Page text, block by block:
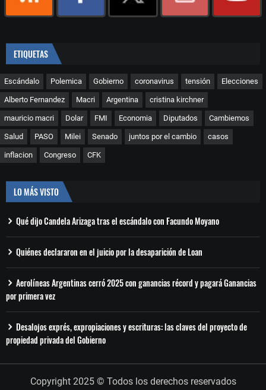
ETIQUETAS
Escándalo Polemica Gobierno coronavirus tensión Elecciones
Alberto Fernandez Macri Argentina cristina kirchner
mauricio macri Dolar FMI Economia Diputados Cambiemos
Salud PASO Milei Senado juntos por el cambio casos
inflacion Congreso CFK
LO MÁS VISTO
Qué dijo Candela Arizaga tras el escándalo con Facundo Moyano
Quiénes declararon en el juicio por la desaparición de Loan
Aerolíneas Argentinas cerró 2025 con ganancias récord y pagará Ganancias
por primera vez
Desalojos exprés, expropiaciones y escrituras: las claves del proyecto de
propiedad privada del Gobierno
Copyright 2025 © Todos los derechos reservados